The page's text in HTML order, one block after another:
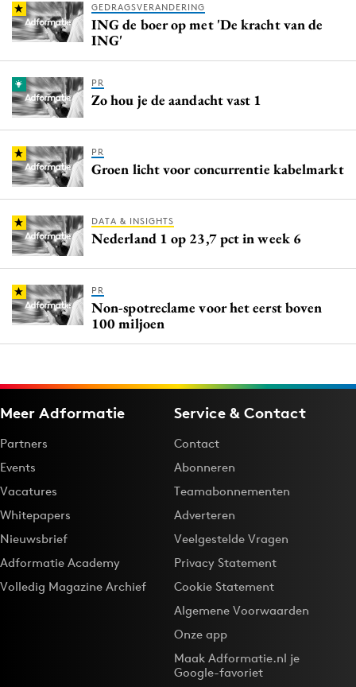
GEDRAGSVERANDERING
ING de boer op met 'De kracht van de
ING'
PR
Zo hou je de aandacht vast 1
PR
Groen licht voor concurrentie kabelmarkt
DATA & INSIGHTS
Nederland 1 op 23,7 pct in week 6
PR
Non-spotreclame voor het eerst boven
100 miljoen
Meer Adformatie
Partners
Events
Vacatures
Whitepapers
Nieuwsbrief
Adformatie Academy
Volledig Magazine Archief
Service & Contact
Contact
Abonneren
Teamabonnementen
Adverteren
Veelgestelde Vragen
Privacy Statement
Cookie Statement
Algemene Voorwaarden
Onze app
Maak Adformatie.nl je
Google-favoriet